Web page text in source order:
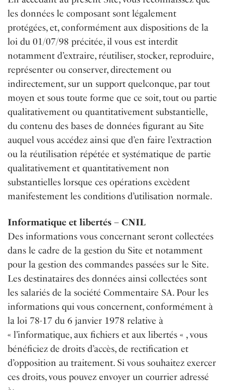
les données le composant sont légalement
protégées, et, conformément aux dispositions de la
loi du 01/07/98 précitée, il vous est interdit
notamment d’extraire, réutiliser, stocker, reproduire,
représenter ou conserver, directement ou
indirectement, sur un support quelconque, par tout
moyen et sous toute forme que ce soit, tout ou partie
qualitativement ou quantitativement substantielle,
du contenu des bases de données figurant au Site
auquel vous accédez ainsi que d’en faire l’extraction
ou la réutilisation répétée et systématique de partie
qualitativement et quantitativement non
substantielles lorsque ces opérations excèdent
manifestement les conditions d’utilisation normale.
Informatique et libertés – CNIL
Des informations vous concernant seront collectées
dans le cadre de la gestion du Site et notamment
pour la gestion des commandes passées sur le Site.
Les destinataires des données ainsi collectées sont
les salariés de la société Commentaire SA. Pour les
informations qui vous concernent, conformément à
la loi 78-17 du 6 janvier 1978 relative à
« l’informatique, aux fichiers et aux libertés « , vous
bénéficiez de droits d’accès, de rectification et
d’opposition au traitement. Si vous souhaitez exercer
ces droits, vous pouvez envoyer un courrier adressé